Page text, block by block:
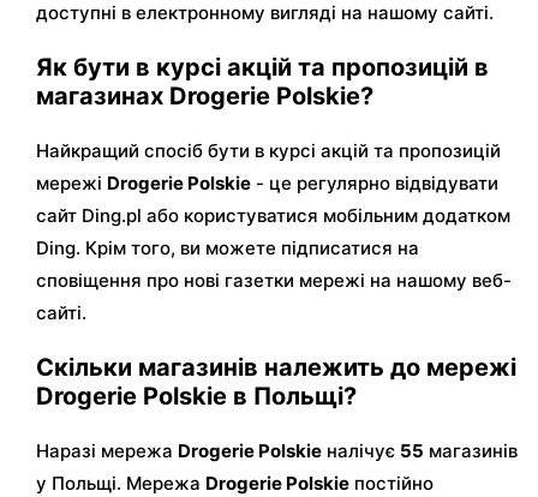
доступні в електронному вигляді на нашому сайті.
Як бути в курсі акцій та пропозицій в
магазинах Drogerie Polskie?
Найкращий спосіб бути в курсі акцій та пропозицій
мережі Drogerie Polskie - це регулярно відвідувати
сайт Ding.pl або користуватися мобільним додатком
Ding. Крім того, ви можете підписатися на
сповіщення про нові газетки мережі на нашому веб-
сайті.
Скільки магазинів належить до мережі
Drogerie Polskie в Польщі?
Наразі мережа Drogerie Polskie налічує 55 магазинів
у Польщі. Мережа Drogerie Polskie постійно